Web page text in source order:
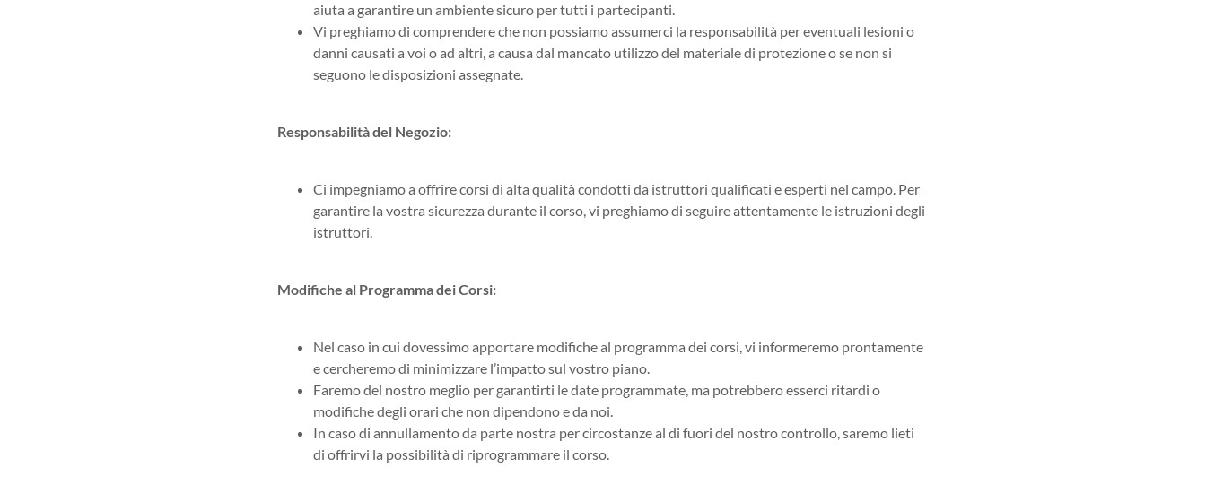
aiuta a garantire un ambiente sicuro per tutti i partecipanti.
Vi preghiamo di comprendere che non possiamo assumerci la responsabilità per eventuali lesioni o
danni causati a voi o ad altri, a causa dal mancato utilizzo del materiale di protezione o se non si
seguono le disposizioni assegnate.
Responsabilità del Negozio:
Ci impegniamo a offrire corsi di alta qualità condotti da istruttori qualificati e esperti nel campo. Per
garantire la vostra sicurezza durante il corso, vi preghiamo di seguire attentamente le istruzioni degli
istruttori.
Modifiche al Programma dei Corsi:
Nel caso in cui dovessimo apportare modifiche al programma dei corsi, vi informeremo prontamente
e cercheremo di minimizzare l’impatto sul vostro piano.
Faremo del nostro meglio per garantirti le date programmate, ma potrebbero esserci ritardi o
modifiche degli orari che non dipendono e da noi.
In caso di annullamento da parte nostra per circostanze al di fuori del nostro controllo, saremo lieti
di offrirvi la possibilità di riprogrammare il corso.